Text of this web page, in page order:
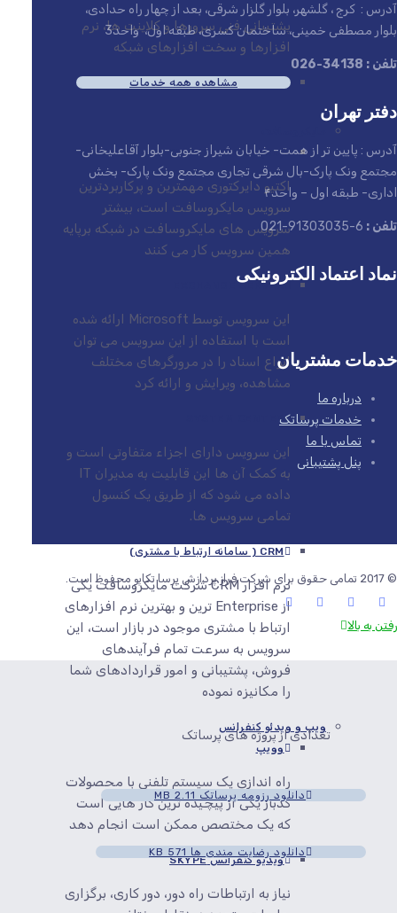
پشتیبانی فنی سرورها و کلاینت ها، نرم
افزارها و سخت افزارهای شبکه
مشاهده همه خدمات
ACTIVE DIRECTORY (AD)
اکتیو دایرکتوری مهمترین و پرکاربردترین
سرویس مایکروسافت است، بیشتر
سرویس های مایکروسافت در شبکه برپایه
همین سرویس کار می کنند
EXCHANGE SERVER
این سرویس توسط Microsoft ارائه شده
است با استفاده از این سرویس می توان
انواع اسناد را در مرورگرهای مختلف
مشاهده، ویرایش و ارائه کرد
SYSTEM CENTER
این سرویس دارای اجزاء متفاوتی است و
به کمک آن ها این قابلیت به مدیران IT
داده می شود که از طریق یک کنسول
تمامی سرویس ها.
CRM ( سامانه ارتباط با مشتری)
نرم افزار CRM شرکت مایکروسافت یکی
از Enterprise ترین و بهترین نرم افزارهای
ارتباط با مشتری موجود در بازار است، این
سرویس به سرعت تمام فرآیندهای
فروش، پشتیبانی و امور قراردادهای شما
را مکانیزه نموده
ویپ و ویدئو کنفرانس
وویپ
راه اندازی یک سیستم تلفنی با محصولات
کدباز یکی از پیچیده ترین کار هایی است
که یک مختصص ممکن است انجام دهد
ویدیو کنفرانس SKYPE
نیاز به ارتباطات راه دور، دور کاری، برگزاری
آدرس : کرج ، گلشهر، بلوار گلزار شرقی، بعد از چهار راه حدادی،
بلوار مصطفی خمینی، ساختمان کسری، طبقه اول، واحد3
تلفن : 34138-026
دفتر تهران
آدرس : پایین تر از همت- خیابان شیراز جنوبی-بلوار آقاعلیخانی-
مجتمع ونک پارک-بال شرقی تجاری مجتمع ونک پارک- بخش
اداری- طبقه اول – واحد۴
تلفن : 6-91303035-021
نماد اعتماد الکترونیکی
خدمات مشتریان
درباره ما
خدمات پرساتک
تماس با ما
پنل پشتیبانی
© 2017 تمامی حقوق برای شرکت فراز پردازش پرسا تکاپو محفوظ است.
رفتن به بالا
تعدادی از پروژه های پرساتک
دانلود رزومه پرساتک 2.11 MB
دانلود رضایت مندی ها 571 KB